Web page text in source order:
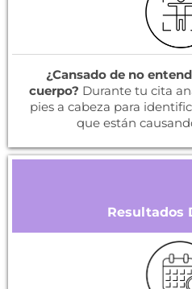
¿Cansado de no
cuerpo? Durante tu cita
pies a cabeza para
que están
Resultados